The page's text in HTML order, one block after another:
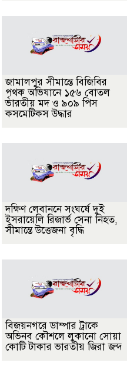
জামালপুর সীমান্তে বিজিবির
পৃথক অভিযানে ১৫৬ বোতল
ভারতীয় মদ ও ৯০৯ পিস
কসমেটিকস উদ্ধার
দক্ষিণ লেবাননে সংঘর্ষে দুই
ইসরায়েলি রিজার্ভ সেনা নিহত,
সীমান্তে উত্তেজনা বৃদ্ধি
বিজয়নগরে ডাম্পার ট্রাকে
অভিনব কৌশলে লুকানো সোয়া
কোটি টাকার ভারতীয় জিরা জব্দ